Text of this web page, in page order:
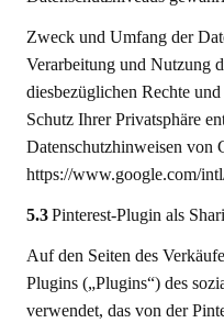
Zweck und Umfang der
Verarbeitung und Nutzung
diesbezüglichen Rechte
Schutz Ihrer Privatsphäre
Datenschutzhinweisen von
https://www.google.com/
5.3Pinterest-Plugin als
Auf den Seiten des
Plugins („Plugins“) des
verwendet, das von der